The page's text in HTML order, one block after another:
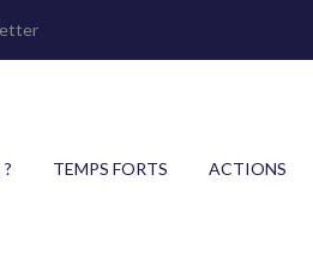
TEMPS FORTS ACTIONS